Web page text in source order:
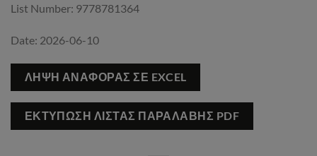
List Number: 9778781364
Date: 2026-06-10
ΛΉΨΗ ΑΝΑΦΟΡΆΣ ΣΕ EXCEL
ΕΚΤΎΠΩΣΗ ΛΊΣΤΑΣ ΠΑΡΑΛΑΒΉΣ PDF